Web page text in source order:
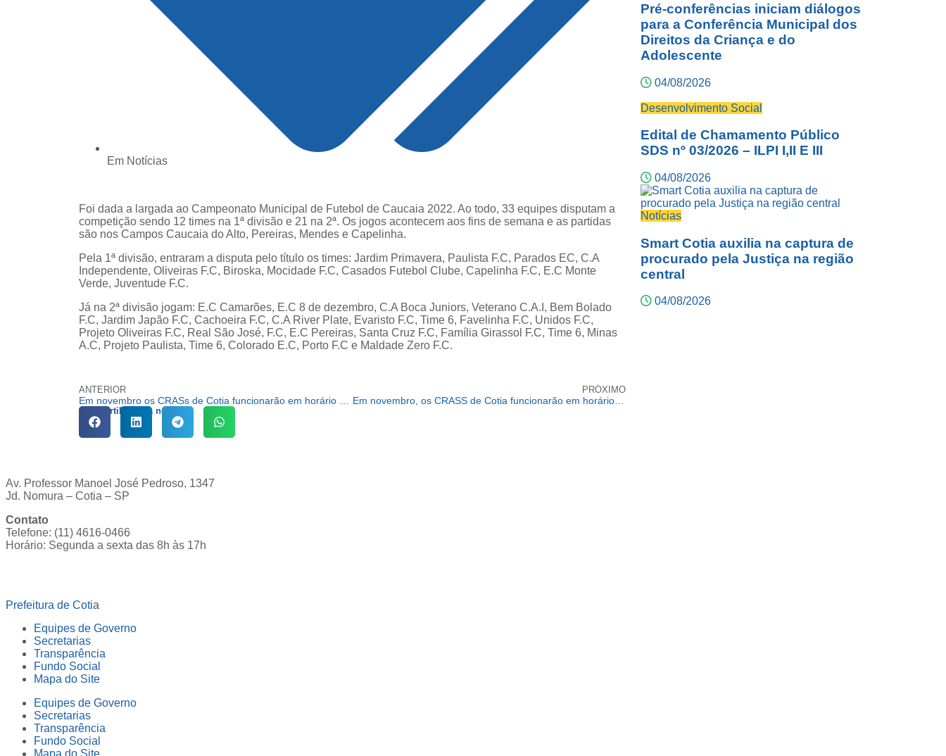
Em Notícias
Foi dada a largada ao Campeonato Municipal de Futebol de Caucaia 2022. Ao todo, 33 equipes disputam a
competição sendo 12 times na 1ª divisão e 21 na 2ª. Os jogos acontecem aos fins de semana e as partidas
são nos Campos Caucaia do Alto, Pereiras, Mendes e Capelinha.
Pela 1ª divisão, entraram a disputa pelo título os times: Jardim Primavera, Paulista F.C, Parados EC, C.A
Independente, Oliveiras F.C, Biroska, Mocidade F.C, Casados Futebol Clube, Capelinha F.C, E.C Monte
Verde, Juventude F.C.
Já na 2ª divisão jogam: E.C Camarões, E.C 8 de dezembro, C.A Boca Juniors, Veterano C.A.I, Bem Bolado
F.C, Jardim Japão F.C, Cachoeira F.C, C.A River Plate, Evaristo F.C, Time 6, Favelinha F.C, Unidos F.C,
Projeto Oliveiras F.C, Real São José, F.C, E.C Pereiras, Santa Cruz F.C, Família Girassol F.C, Time 6, Minas
A.C, Projeto Paulista, Time 6, Colorado E.C, Porto F.C e Maldade Zero F.C.
ANTERIOR PRÓXIMO
Em novembro, os CRASS de Cotia funcionarão em horário estendido até as 19h
Compartilhe esta notícia:
Pré-conferências iniciam diálogos
para a Conferência Municipal dos
Direitos da Criança e do
Adolescente
04/08/2026
Desenvolvimento Social
Edital de Chamamento Público
SDS nº 03/2026 – ILPI I,II E III
04/08/2026
Notícias
Smart Cotia auxilia na captura de
procurado pela Justiça na região
central
04/08/2026
Av. Professor Manoel José Pedroso, 1347
Jd. Nomura – Cotia – SP
Contato
Telefone: (11) 4616-0466
Horário: Segunda a sexta das 8h às 17h
Prefeitura de Cotia
Equipes de Governo
Secretarias
Transparência
Fundo Social
Mapa do Site
Equipes de Governo
Secretarias
Transparência
Fundo Social
Mapa do Site